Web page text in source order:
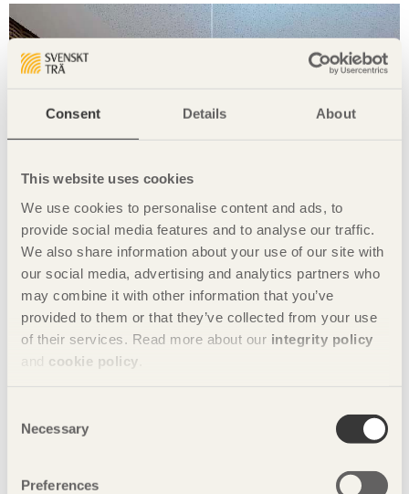
Consent Details About
This website uses cookies
We use cookies to personalise content and ads, to
provide social media features and to analyse our traffic.
We also share information about your use of our site with
our social media, advertising and analytics partners who
may combine it with other information that you’ve
provided to them or that they’ve collected from your use
of their services. Read more about our integrity policy
and cookie policy
Selection
Necessary
Preferences